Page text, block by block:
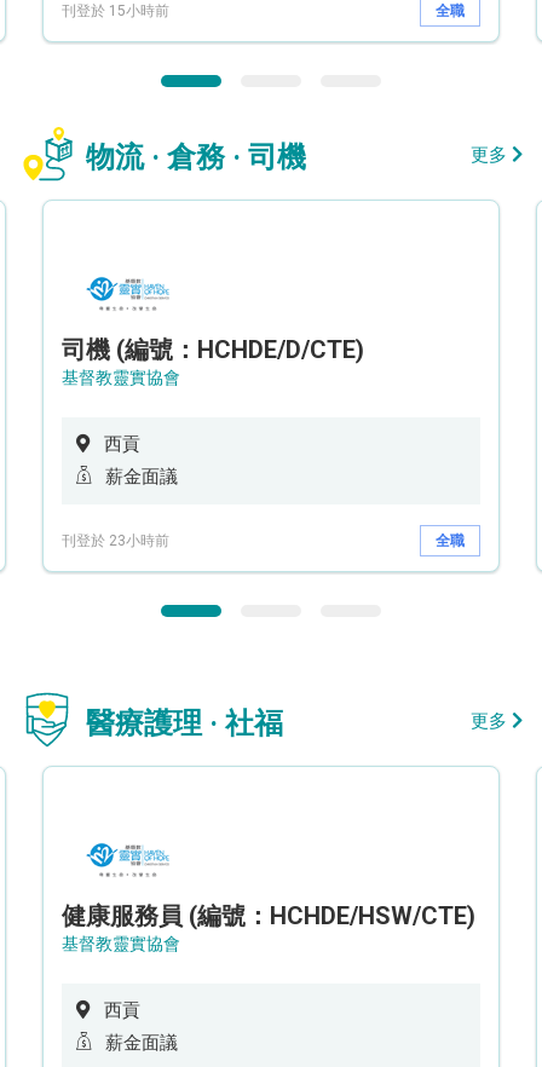
刊登於 15小時前 全職
物流 · 倉務 · 司機 更多
司機 (編號：HCHDE/D/CTE)
基督教靈實協會
西貢
薪金面議
刊登於 23小時前 全職
醫療護理 · 社福 更多
健康服務員 (編號：HCHDE/HSW/CTE)
基督教靈實協會
西貢
薪金面議